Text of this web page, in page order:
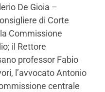
De Gioia –
di Corte
Commissione
il Rettore
professor Fabio
l’avvocato Antonio
centrale